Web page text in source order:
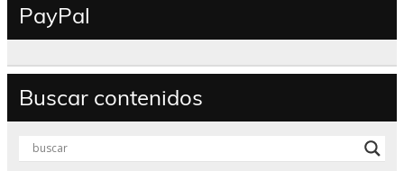
PayPal
Buscar contenidos